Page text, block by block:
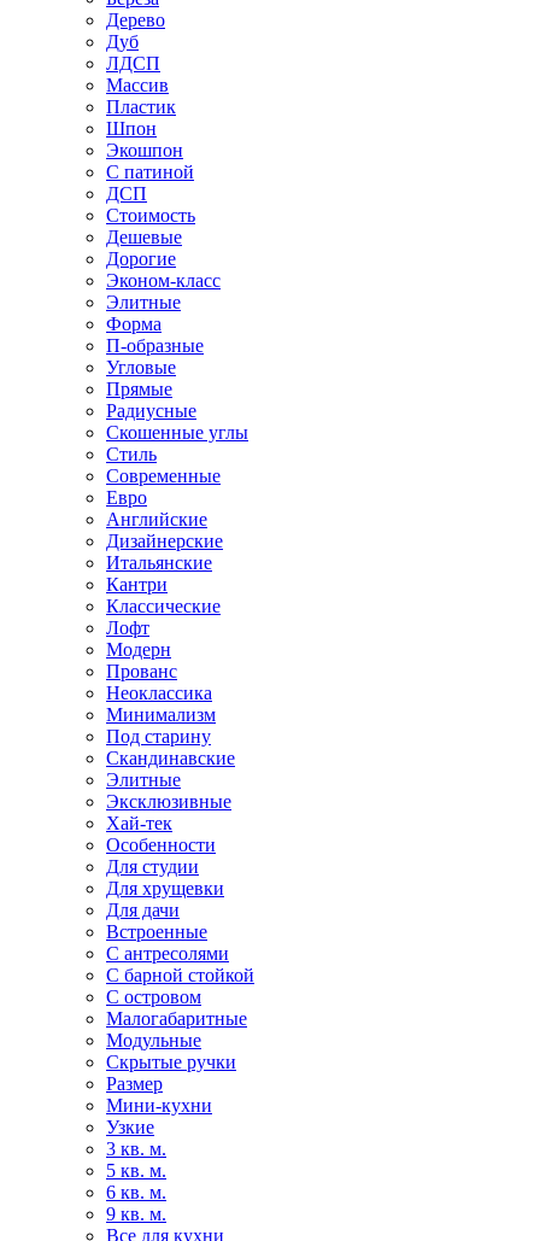
Дерево
Дуб
ЛДСП
Массив
Пластик
Шпон
Экошпон
С патиной
ДСП
Стоимость
Дешевые
Дорогие
Эконом-класс
Элитные
Форма
П-образные
Угловые
Прямые
Радиусные
Скошенные углы
Стиль
Современные
Евро
Английские
Дизайнерские
Итальянские
Кантри
Классические
Лофт
Модерн
Прованс
Неоклассика
Минимализм
Под старину
Скандинавские
Элитные
Эксклюзивные
Хай-тек
Особенности
Для студии
Для хрущевки
Для дачи
Встроенные
С антресолями
С барной стойкой
С островом
Малогабаритные
Модульные
Скрытые ручки
Размер
Мини-кухни
Узкие
3 кв. м.
5 кв. м.
6 кв. м.
9 кв. м.
Все для кухни